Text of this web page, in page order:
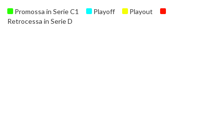
Promossa in Serie C1 Playoff
Playout
Retrocessa in Serie D